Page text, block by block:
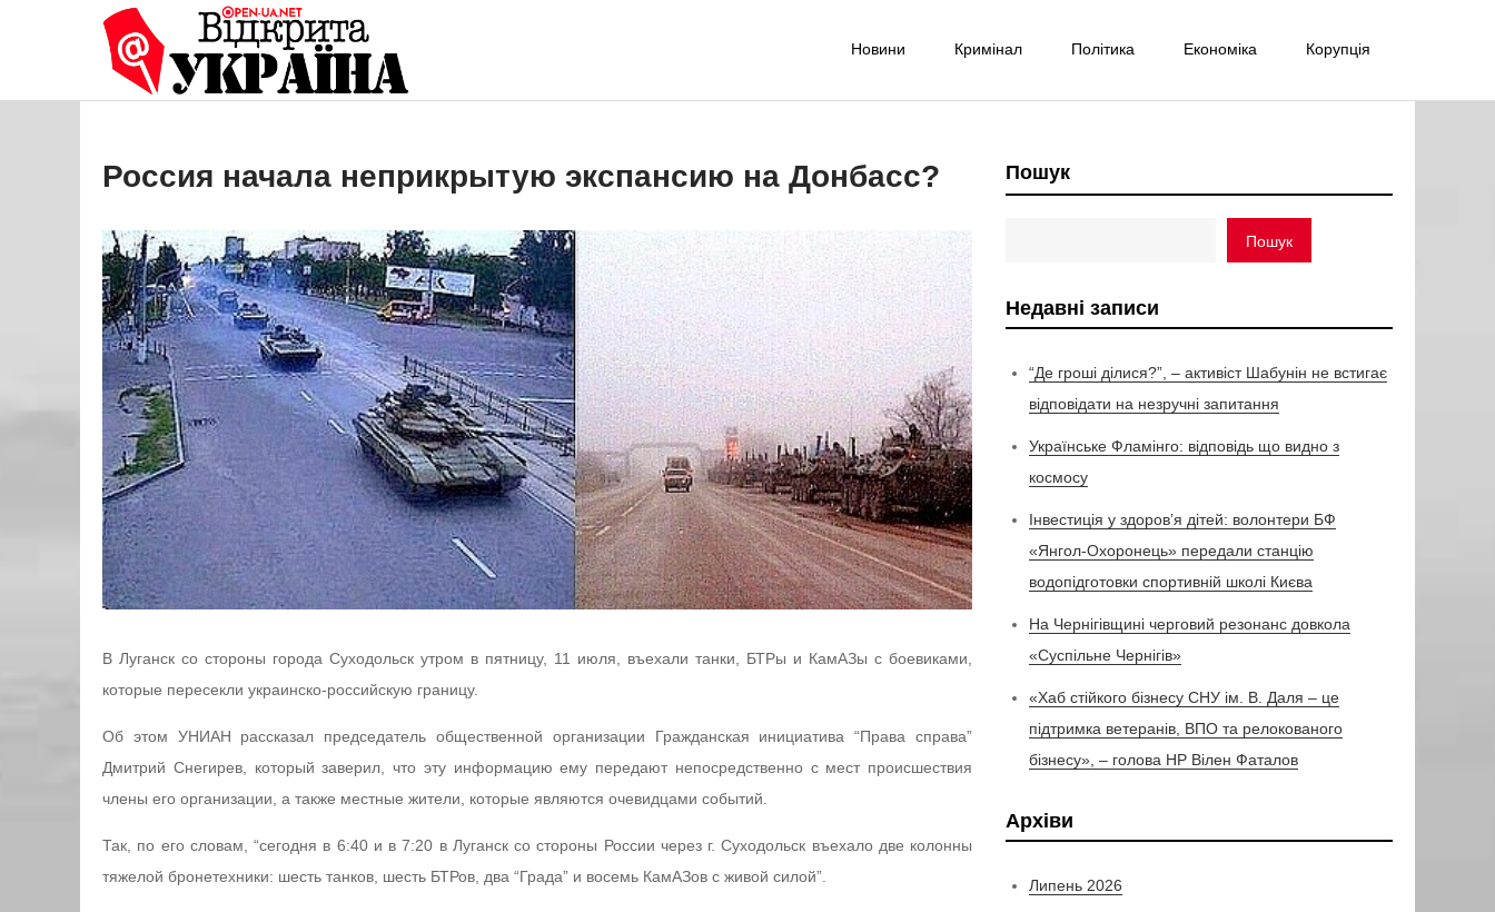
Новини Кримінал Політика Економіка Корупція
Россия начала неприкрытую экспансию на Донбасс?
В Луганск со стороны города Суходольск утром в пятницу, 11 июля, въехали танки, БТРы и КамАЗы с боевиками,
которые пересекли украинско-российскую границу.
Об этом УНИАН рассказал председатель общественной организации Гражданская инициатива “Права справа”
Дмитрий Снегирев, который заверил, что эту информацию ему передают непосредственно с мест происшествия
члены его организации, а также местные жители, которые являются очевидцами событий.
Так, по его словам, “сегодня в 6:40 и в 7:20 в Луганск со стороны России через г. Суходольск въехало две колонны
тяжелой бронетехники: шесть танков, шесть БТРов, два “Града” и восемь КамАЗов с живой силой”.
Пошук
Пошук
Недавні записи
“Де гроші ділися?”, – активіст Шабунін не встигає
відповідати на незручні запитання
Українське Фламінго: відповідь що видно з
космосу
Інвестиція у здоров’я дітей: волонтери БФ
«Янгол-Охоронець» передали станцію
водопідготовки спортивній школі Києва
На Чернігівщині черговий резонанс довкола
«Суспільне Чернігів»
«Хаб стійкого бізнесу СНУ ім. В. Даля – це
підтримка ветеранів, ВПО та релокованого
бізнесу», – голова НР Вілен Фаталов
Архіви
Липень 2026